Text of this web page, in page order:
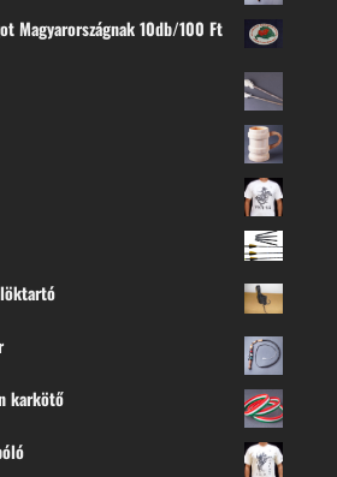
Magyarországnak 10db/100 Ft
karkötő